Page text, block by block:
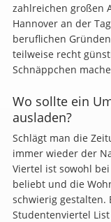
zahlreichen großen
Hannover an der
beruflichen
teilweise recht
Schnäppchen
Wo sollte ein
ausladen?
Schlägt man die
immer wieder der
Viertel ist sowohl
beliebt und die
schwierig gestalten.
Studentenviertel